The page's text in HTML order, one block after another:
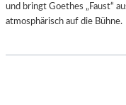
und bringt Goethes „Faust“
atmosphärisch auf die Bühne.